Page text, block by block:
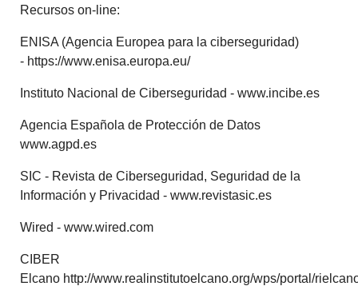
Recursos on-line:
ENISA (Agencia Europea para la ciberseguridad)
- https://www.enisa.europa.eu/
Instituto Nacional de Ciberseguridad - www.incibe.es
Agencia Española de Protección de Datos
www.agpd.es
SIC - Revista de Ciberseguridad, Seguridad de la
Información y Privacidad - www.revistasic.es
Wired - www.wired.com
CIBER
Elcano http://www.realinstitutoelcano.org/wps/portal/